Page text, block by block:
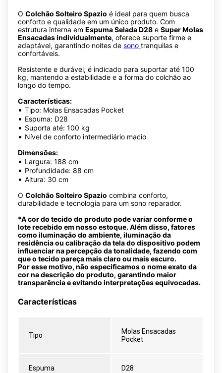
O Colchão Solteiro Spazio é ideal para quem busca
conforto e qualidade em um único produto. Com
estrutura interna em Espuma Selada D28 e Super Molas
Ensacadas individualmente, oferece suporte firme e
adaptável, garantindo noites de sono tranquilas e
confortáveis.
Resistente e durável, é indicado para suportar até 100
kg, mantendo a estabilidade e a forma do colchão ao
longo do tempo.
Características:
• Tipo: Molas Ensacadas Pocket
• Espuma: D28
• Suporta até: 100 kg
• Nível de conforto intermediário macio
Dimensões:
• Largura: 188 cm
• Profundidade: 88 cm
• Altura: 30 cm
O Colchão Solteiro Spazio combina conforto,
durabilidade e tecnologia para um sono reparador.
*A cor do tecido do produto pode variar conforme o
lote recebido em nosso estoque. Além disso, fatores
como iluminação do ambiente, iluminação da
residência ou calibração da tela do dispositivo podem
influenciar na percepção da tonalidade, fazendo com
que o tecido pareça mais claro ou mais escuro.
Por esse motivo, não especificamos o nome exato da
cor na descrição do produto, garantindo maior
transparência e evitando interpretações equivocadas.
Características
Tipo
Molas Ensacadas
Pocket
Espuma D28